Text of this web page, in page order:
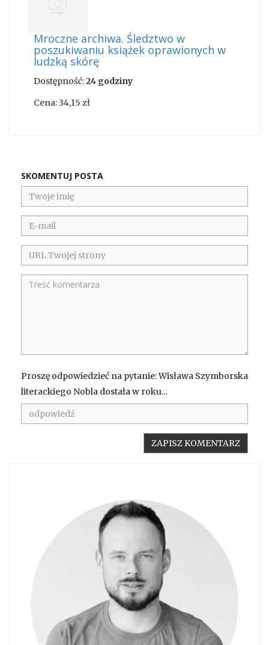
Mroczne archiwa. Śledztwo w
poszukiwaniu książek oprawionych w
ludzką skórę
Dostępność:24 godziny
Cena:34,15 zł
SKOMENTUJ POSTA
Proszę odpowiedzieć na pytanie: Wisława Szymborska
literackiego Nobla dostała w roku...